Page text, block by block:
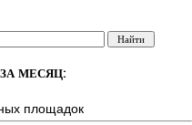
МЕСЯЦ:
площадок